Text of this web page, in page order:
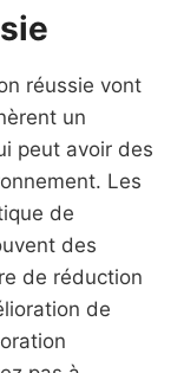
réussie vont
un
peut avoir des
Les
de
des
de réduction
de